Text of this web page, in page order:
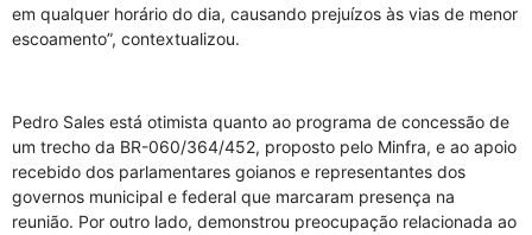
em qualquer horário do dia, causando prejuízos às vias de menor
escoamento”, contextualizou.
Pedro Sales está otimista quanto ao programa de concessão de
um trecho da BR-060/364/452, proposto pelo Minfra, e ao apoio
recebido dos parlamentares goianos e representantes dos
governos municipal e federal que marcaram presença na
reunião. Por outro lado, demonstrou preocupação relacionada ao